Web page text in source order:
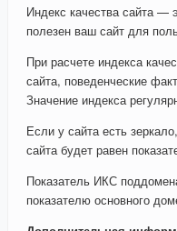
Индекс качества сайта —
полезен ваш сайт для
При расчете индекса
сайта, поведенческие
Значение индекса
Если у сайта есть
сайта будет равен
Показатель ИКС
показателю основного